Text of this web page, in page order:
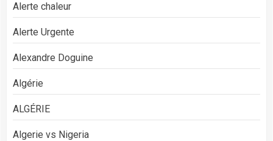
Alerte chaleur
Alerte Urgente
Alexandre Doguine
Algérie
ALGÉRIE
Algerie vs Nigeria